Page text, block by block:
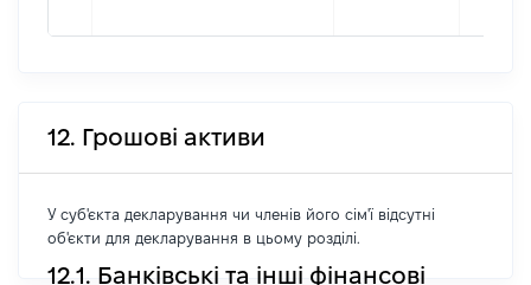
12. Грошові активи
У суб'єкта декларування чи членів його сім'ї відсутні
об'єкти для декларування в цьому розділі.
12.1. Банківські та інші фінансові